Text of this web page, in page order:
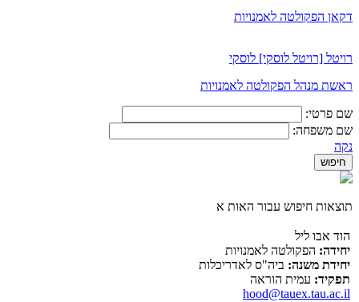
דקאן הפקולטה לאמנויות
רויטל [רויטל לוסקי] לוסקי
ראשת מנהל הפקולטה לאמנויות
שם פרטי:
שם משפחה:
נקה
תוצאות חיפוש עבור האות א
הוד אבו ליל
יחידה: הפקולטה לאמנויות
יחידת משנה: ביה"ס לאדריכלות
תפקיד: עמית הוראה
hood@tauex.tau.ac.il